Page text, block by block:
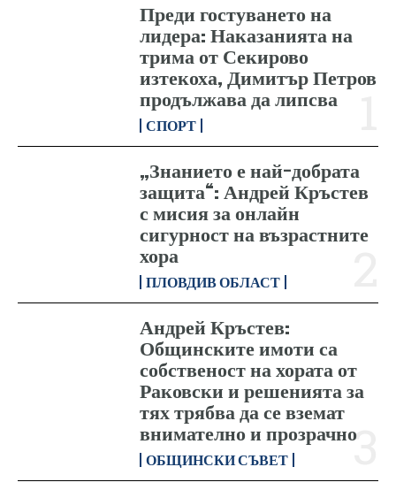
Преди гостуването на
лидера: Наказанията на
трима от Секирово
изтекоха, Димитър Петров
продължава да липсва
СПОРТ
„Знанието е най-добрата
защита“: Андрей Кръстев
с мисия за онлайн
сигурност на възрастните
хора
ПЛОВДИВ ОБЛАСТ
Андрей Кръстев:
Общинските имоти са
собственост на хората от
Раковски и решенията за
тях трябва да се вземат
внимателно и прозрачно
ОБЩИНСКИ СЪВЕТ